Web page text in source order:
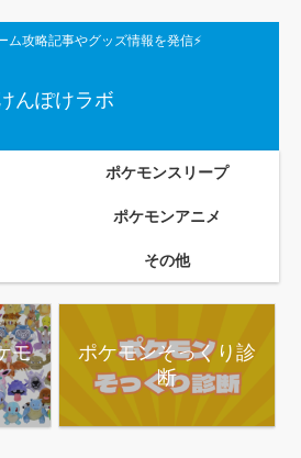
ム攻略記事やグッズ情報を発信⚡
んぽけラボ
ポケモンスリープ
ポケモンアニメ
その他
モ
ポケモンそっくり診
断